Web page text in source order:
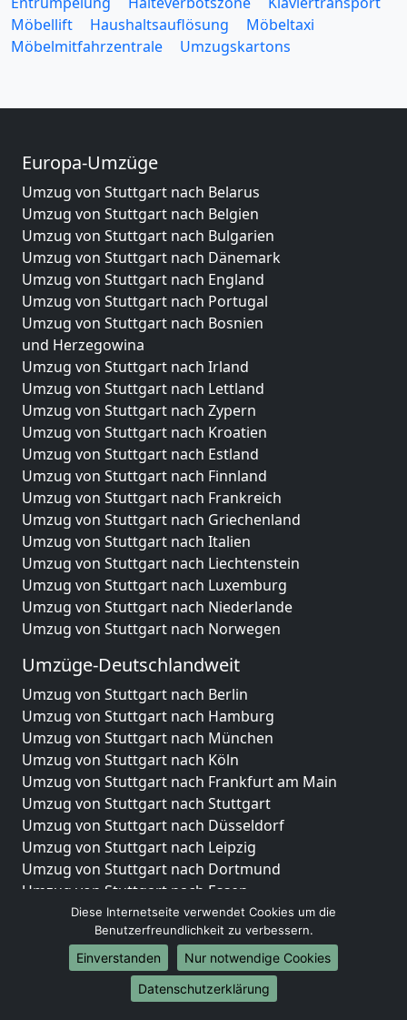
Möbellift
Haushaltsauflösung
Möbeltaxi
Möbelmitfahrzentrale
Umzugskartons
Europa-Umzüge
Umzug von Stuttgart nach Belarus
Umzug von Stuttgart nach Belgien
Umzug von Stuttgart nach Bulgarien
Umzug von Stuttgart nach Dänemark
Umzug von Stuttgart nach England
Umzug von Stuttgart nach Portugal
Umzug von Stuttgart nach Bosnien
und Herzegowina
Umzug von Stuttgart nach Irland
Umzug von Stuttgart nach Lettland
Umzug von Stuttgart nach Zypern
Umzug von Stuttgart nach Kroatien
Umzug von Stuttgart nach Estland
Umzug von Stuttgart nach Finnland
Umzug von Stuttgart nach Frankreich
Umzug von Stuttgart nach Griechenland
Umzug von Stuttgart nach Italien
Umzug von Stuttgart nach Liechtenstein
Umzug von Stuttgart nach Luxemburg
Umzug von Stuttgart nach Niederlande
Umzug von Stuttgart nach Norwegen
Umzüge-Deutschlandweit
Umzug von Stuttgart nach Berlin
Umzug von Stuttgart nach Hamburg
Umzug von Stuttgart nach München
Umzug von Stuttgart nach Köln
Umzug von Stuttgart nach Frankfurt am Main
Umzug von Stuttgart nach Stuttgart
Umzug von Stuttgart nach Düsseldorf
Umzug von Stuttgart nach Leipzig
Umzug von Stuttgart nach Dortmund
Umzug von Stuttgart nach Essen
Umzug von Stuttgart nach Bremen
Umzug von Stuttgart nach Dresden
Umzug von Stuttgart nach Hannover
Umzug von Stuttgart nach Nürnberg
Umzug von Stuttgart nach Duisburg
Diese Internetseite verwendet Cookies um die
Benutzerfreundlichkeit zu verbessern.
Einverstanden
Nur notwendige Cookies
Datenschutzerklärung